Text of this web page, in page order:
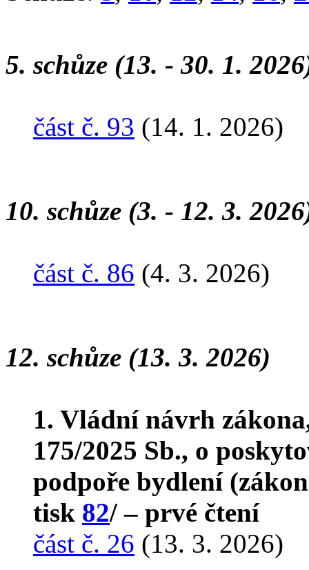
5. schůze (13. - 30. 1.
část č. 93 (14. 1. 2026)
10. schůze (3. - 12. 3.
část č. 86 (4. 3. 2026)
12. schůze (13. 3. 2026)
1. Vládní návrh
175/2025 Sb., o
podpoře bydlení
tisk 82/ – prvé čtení
část č. 26 (13. 3. 2026)